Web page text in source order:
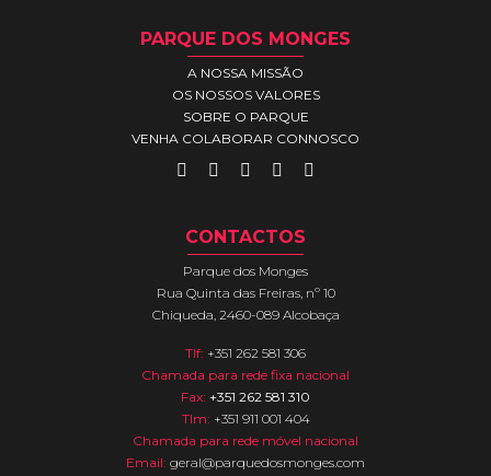
PARQUE DOS MONGES
A NOSSA MISSÃO
OS NOSSOS VALORES
SOBRE O PARQUE
VENHA COLABORAR CONNOSCO
CONTACTOS
Parque dos Monges
Rua Quinta das Freiras, nº 10
Chiqueda, 2460-089 Alcobaça
Tlf: +351 262 581 306
Chamada para rede fixa nacional
Fax: +351 262 581 310
Tlm: +351 911 001 404
Chamada para rede móvel nacional
Email: geral@parquedosmonges.com